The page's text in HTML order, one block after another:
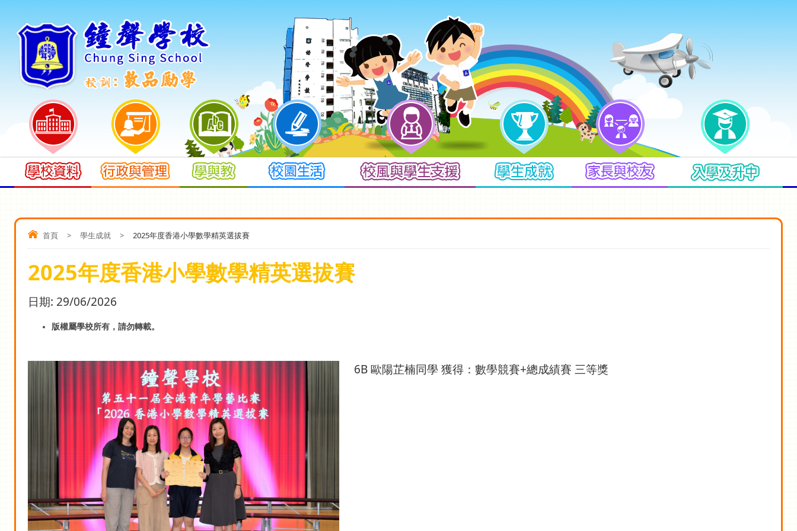
首頁 > 學生成就 > 2025年度香港小學數學精英選拔賽
2025年度香港小學數學精英選拔賽
日期: 29/06/2026
版權屬學校所有，請勿轉載。
6B 歐陽芷楠同學 獲得：數學競賽+總成績賽 三等獎